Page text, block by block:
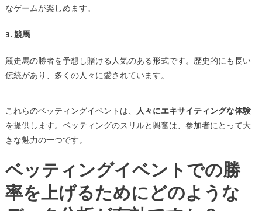
なゲームが楽しめます。
3. 競馬
競走馬の勝者を予想し賭ける人気のある形式です。歴史的にも長い
伝統があり、多くの人々に愛されています。
これらのベッティングイベントは、 人々にエキサイティングな体験
を提供します。ベッティングのスリルと興奮は、参加者にとって大
きな魅力の一つです。
ベッティングイベントでの勝
率を上げるためにどのような